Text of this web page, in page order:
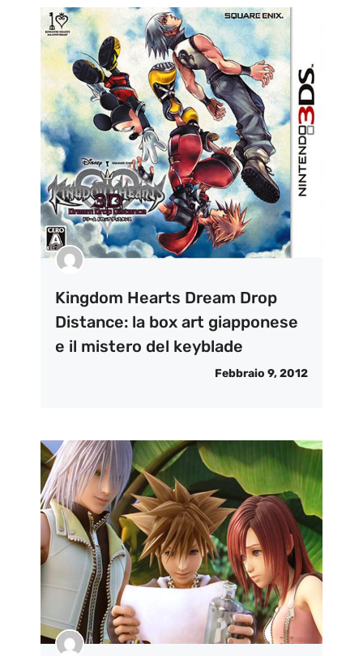
Kingdom Hearts Dream Drop
Distance: la box art giapponese
e il mistero del keyblade
Febbraio 9, 2012